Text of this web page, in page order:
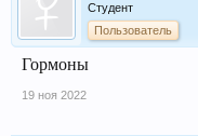
Студент
Пользователь
Гормоны
19 ноя 2022